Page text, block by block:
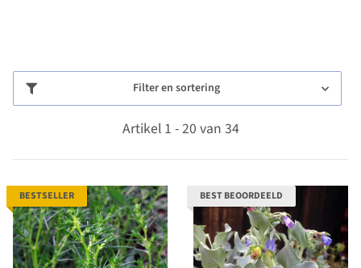
Filter en sortering
Artikel 1 - 20 van 34
BESTSELLER BEST BEOORDEELD